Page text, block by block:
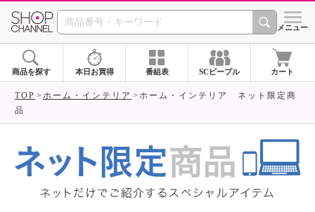
SHOP CHANNEL ショッ
メニュー
商品を探す 本日お買得 番組表 SCピープル カート
TOP ホーム・インテリア
ホーム・インテリア ネット限定商
品